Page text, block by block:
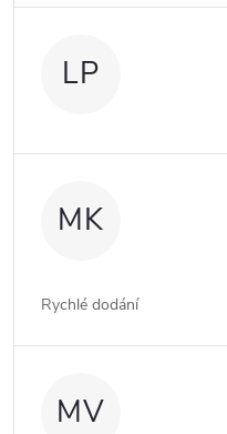
LP
MK
Rychlé dodání
MV